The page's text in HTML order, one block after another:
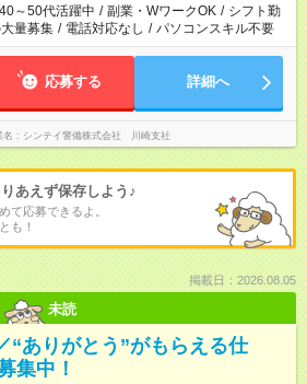
40～50代活躍中 / 副業・WワークOK / シフト勤
量募集 / 電話対応なし / パソコンスキル不要
応募する 詳細へ
名 シンテイ警備株式会社 川崎支社
あえず保存しよう♪
て応募できるよ。
も！
掲載日：2026.08.05
未読
“ありがとう”がもらえる仕
集中！